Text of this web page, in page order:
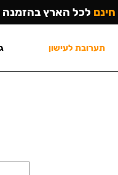
חינם לכל הארץ בהזמנה
תערובת לעישון